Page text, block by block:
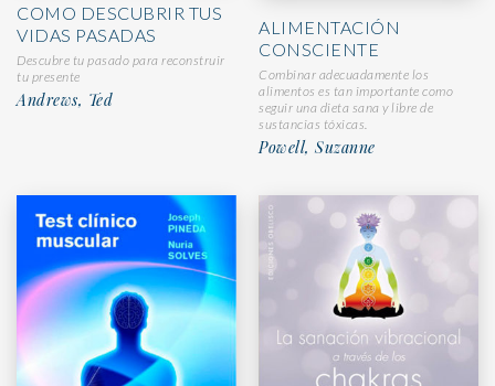
COMO DESCUBRIR TUS
VIDAS PASADAS
Descubre tu pasado para reconstruir
tu presente
Andrews, Ted
ALIMENTACIÓN
CONSCIENTE
Combinar adecuadamente los
alimentos es tan importante como
seguir una dieta sana y libre de
sustancias tóxicas.
Powell, Suzanne